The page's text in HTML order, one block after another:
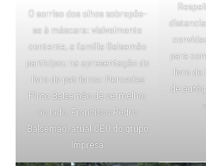
O sorriso dos olhos sobrepõe-
se à máscara: visivelmente
contente, a família Balsemão
participou na apresentação do
livro do patriarca: Mercedes
Pinto Balsemão de vermelho;
ao lado, Francisco Pedro
Balsemão, atual CEO do grupo
Impresa
para
livro de
de